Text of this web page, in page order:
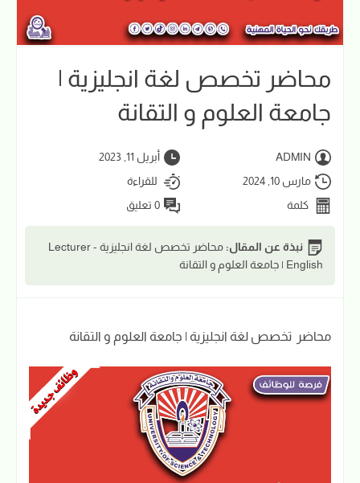
محاضر تخصص لغة انجليزية |
جامعة العلوم و التقانة
ADMIN
أبريل 11, 2023
مارس 10, 2024
للقراءة
كلمة
0 تعليق
نبذة عن المقال:
محاضر تخصص لغة انجليزية Lecturer -
English | جامعة العلوم و التقانة
محاضر تخصص لغة انجليزية | جامعة العلوم و التقانة